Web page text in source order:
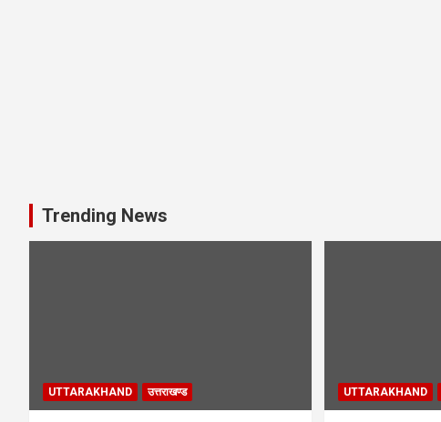
Trending News
UTTARAKHAND उत्तराखण्ड UTTARAKHAND